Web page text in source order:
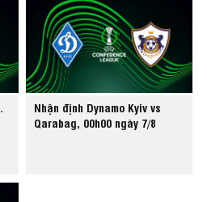
Nhận định Dynamo Kyiv vs
Qarabag, 00h00 ngày 7/8